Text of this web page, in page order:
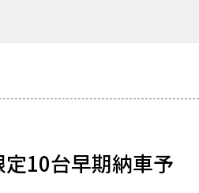
10台早期納車予